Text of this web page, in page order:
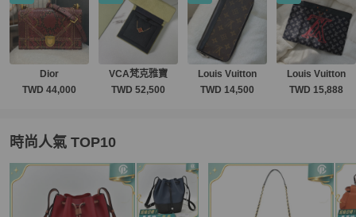
Dior
TWD 44,000
VCA梵克雅寶
TWD 52,500
Louis Vuitton
TWD 14,500
Louis Vuitton
TWD 15,888
時尚人氣 TOP10